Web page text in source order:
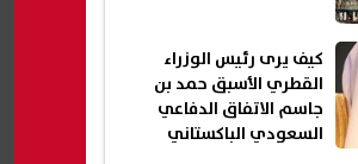
كيف يرى رئيس الوزراء
القطري الأسبق حمد بن
جاسم الاتفاق الدفاعي
السعودي الباكستاني